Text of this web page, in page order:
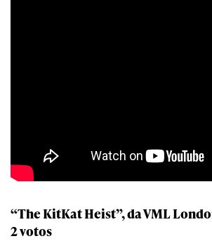
“The KitKat Heist”, da VML
2 votos